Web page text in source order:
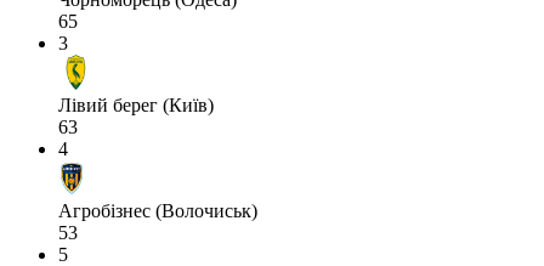
65
3
Лівий берег (Київ)
63
4
Агробізнес (Волочиськ)
53
5